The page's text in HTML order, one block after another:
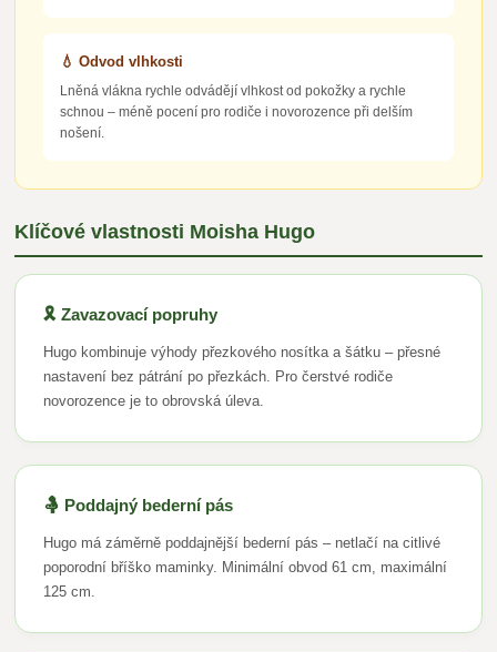
💧 Odvod vlhkosti
Lněná vlákna rychle odvádějí vlhkost od pokožky a rychle
schnou – méně pocení pro rodiče i novorozence při delším
nošení.
Klíčové vlastnosti Moisha Hugo
🎗️ Zavazovací popruhy
Hugo kombinuje výhody přezkového nosítka a šátku – přesné
nastavení bez pátrání po přezkách. Pro čerstvé rodiče
novorozence je to obrovská úleva.
🤱 Poddajný bederní pás
Hugo má záměrně poddajnější bederní pás – netlačí na citlivé
poporodní bříško maminky. Minimální obvod 61 cm, maximální
125 cm.